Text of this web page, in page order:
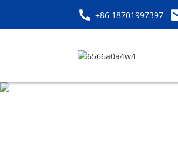
+86 18701997397